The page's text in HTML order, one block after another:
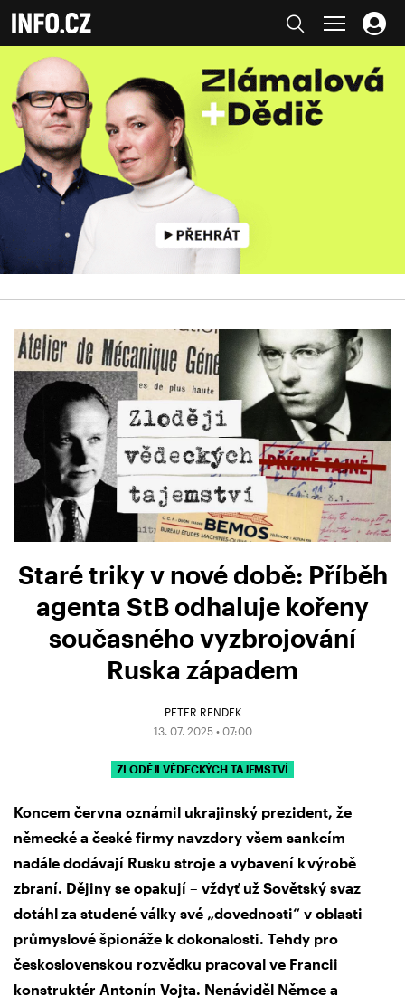
Staré triky v nové době: Příběh
agenta StB odhaluje kořeny
současného vyzbrojování
Ruska západem
PETER RENDEK
13. 07. 2025 • 07:00
ZLODĚJI VĚDECKÝCH TAJEMSTVÍ
Koncem června oznámil ukrajinský prezident, že
německé a české firmy navzdory všem sankcím
nadále dodávají Rusku stroje a vybavení k výrobě
zbraní. Dějiny se opakují – vždyť už Sovětský svaz
dotáhl za studené války své „dovednosti“ v oblasti
průmyslové špionáže k dokonalosti. Tehdy pro
československou rozvědku pracoval ve Francii
konstruktér Antonín Vojta. Nenáviděl Němce a